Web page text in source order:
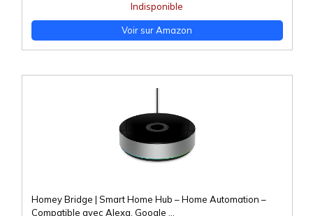
Indisponible
Voir sur Amazon
Homey Bridge | Smart Home Hub – Home Automation –
Compatible avec Alexa, Google ...